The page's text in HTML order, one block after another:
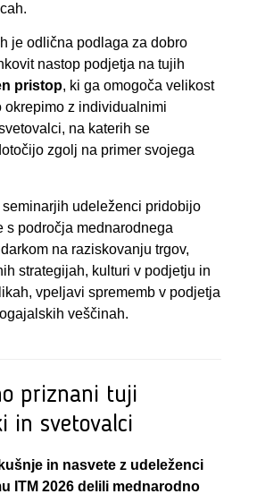
je odlična podlaga za dobro
nastop podjetja na tujih
pristop, ki ga omogoča velikost
okrepimo z individualnimi
na katerih se
zgolj na primer svojega
udeleženci pridobijo
s področja mednarodnega
na raziskovanju trgov,
strategijah, kulturi v podjetju in
vpeljavi sprememb v podjetja
veščinah.
priznani tuji
in svetovalci
in nasvete z udeleženci
ITM 2026 delili mednarodno